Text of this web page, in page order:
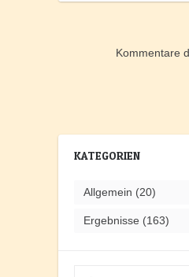
Kommentare
KATEGORIEN
Allgemein (20)
Ergebnisse (163)